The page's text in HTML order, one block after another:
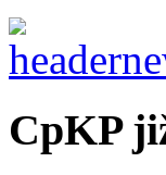
CpKP